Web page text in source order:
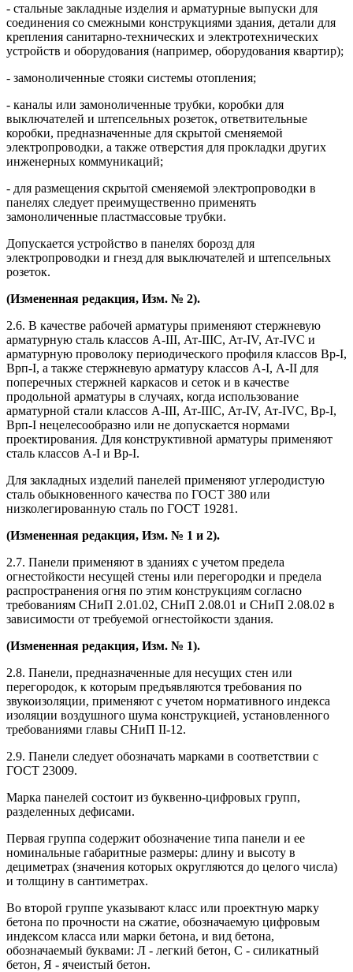
- стальные закладные изделия и арматурные выпуски для
соединения со смежными конструкциями здания, детали для
крепления санитарно-технических и электротехнических
устройств и оборудования (например, оборудования квартир);
- замоноличенные стояки системы отопления;
- каналы или замоноличенные трубки, коробки для
выключателей и штепсельных розеток, ответвительные
коробки, предназначенные для скрытой сменяемой
электропроводки, а также отверстия для прокладки других
инженерных коммуникаций;
- для размещения скрытой сменяемой электропроводки в
панелях следует преимущественно применять
замоноличенные пластмассовые трубки.
Допускается устройство в панелях борозд для
электропроводки и гнезд для выключателей и штепсельных
розеток.
(Измененная редакция, Изм. № 2).
2.6. В качестве рабочей арматуры применяют стержневую
арматурную сталь классов А-III, Ат-IIIС, Ат-IV, Ат-IVС и
арматурную проволоку периодического профиля классов Вр-I,
Врп-I, а также стержневую арматуру классов А-I, А-II для
поперечных стержней каркасов и сеток и в качестве
продольной арматуры в случаях, когда использование
арматурной стали классов А-III, Ат-IIIС, Ат-IV, Ат-IVС, Вр-I,
Врп-I нецелесообразно или не допускается нормами
проектирования. Для конструктивной арматуры применяют
сталь классов А-I и Вр-I.
Для закладных изделий панелей применяют углеродистую
сталь обыкновенного качества по ГОСТ 380 или
низколегированную сталь по ГОСТ 19281.
(Измененная редакция, Изм. № 1 и 2).
2.7. Панели применяют в зданиях с учетом предела
огнестойкости несущей стены или перегородки и предела
распространения огня по этим конструкциям согласно
требованиям СНиП 2.01.02, СНиП 2.08.01 и СНиП 2.08.02 в
зависимости от требуемой огнестойкости здания.
(Измененная редакция, Изм. № 1).
2.8. Панели, предназначенные для несущих стен или
перегородок, к которым предъявляются требования по
звукоизоляции, применяют с учетом нормативного индекса
изоляции воздушного шума конструкцией, установленного
требованиями главы СНиП II-12.
2.9. Панели следует обозначать марками в соответствии с
ГОСТ 23009.
Марка панелей состоит из буквенно-цифровых групп,
разделенных дефисами.
Первая группа содержит обозначение типа панели и ее
номинальные габаритные размеры: длину и высоту в
дециметрах (значения которых округляются до целого числа)
и толщину в сантиметрах.
Во второй группе указывают класс или проектную марку
бетона по прочности на сжатие, обозначаемую цифровым
индексом класса или марки бетона, и вид бетона,
обозначаемый буквами: Л - легкий бетон, С - силикатный
бетон, Я - ячеистый бетон.